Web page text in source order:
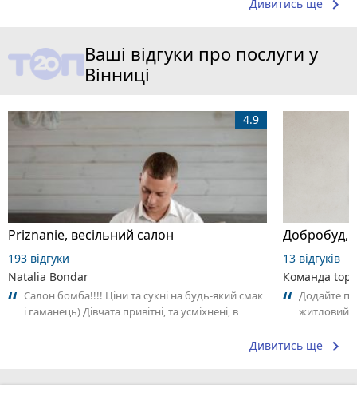
Дивитись ще keyboard_arrow_right
Ваші відгуки про послуги у
Вінниці
Priznanie, весільний салон
4.9
193 відгуки
Natalia Bondar
Салон бомба!!!! Ціни та сукні на будь-який смак
і гаманець) Дівчата привітні, та усміхнені, в
Добробуд,
13 відгуків
Команда
Додайте
житловий
Дивитись ще keyboard_arrow_right